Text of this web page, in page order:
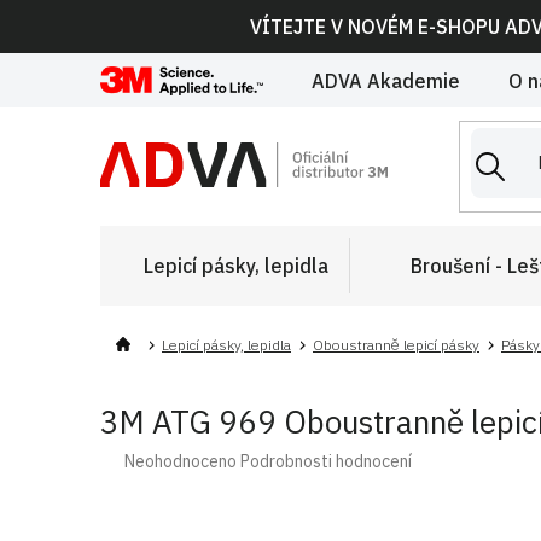
obsah
VÍTEJTE V NOVÉM E-SHOPU
ADVA Akademie O
Lepicí pásky, lepidla Broušení -
Lepicí pásky, lepidla Oboustranně lepicí pásky
3M ATG 969 Oboustranně
Průměrné
Neohodnoceno Podrobnosti hodnocení